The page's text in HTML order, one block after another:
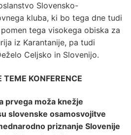
Slovensko-
kluba, ki bo tega dne tudi
tega visokega obiska za
iz Karantanije, pa tudi
Celjsko in Slovenijo.
TEME KONFERENCE
prvega moža knežje
slovenske osamosvojitve
priznanje Slovenije